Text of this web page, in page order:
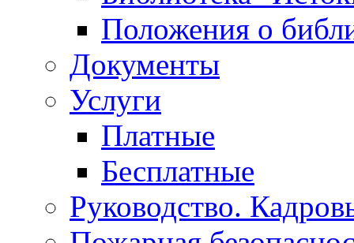
Положения о
Документы
Услуги
Платные
Бесплатные
Руководство.